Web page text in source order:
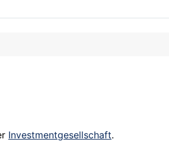
Investmentgesellschaft.